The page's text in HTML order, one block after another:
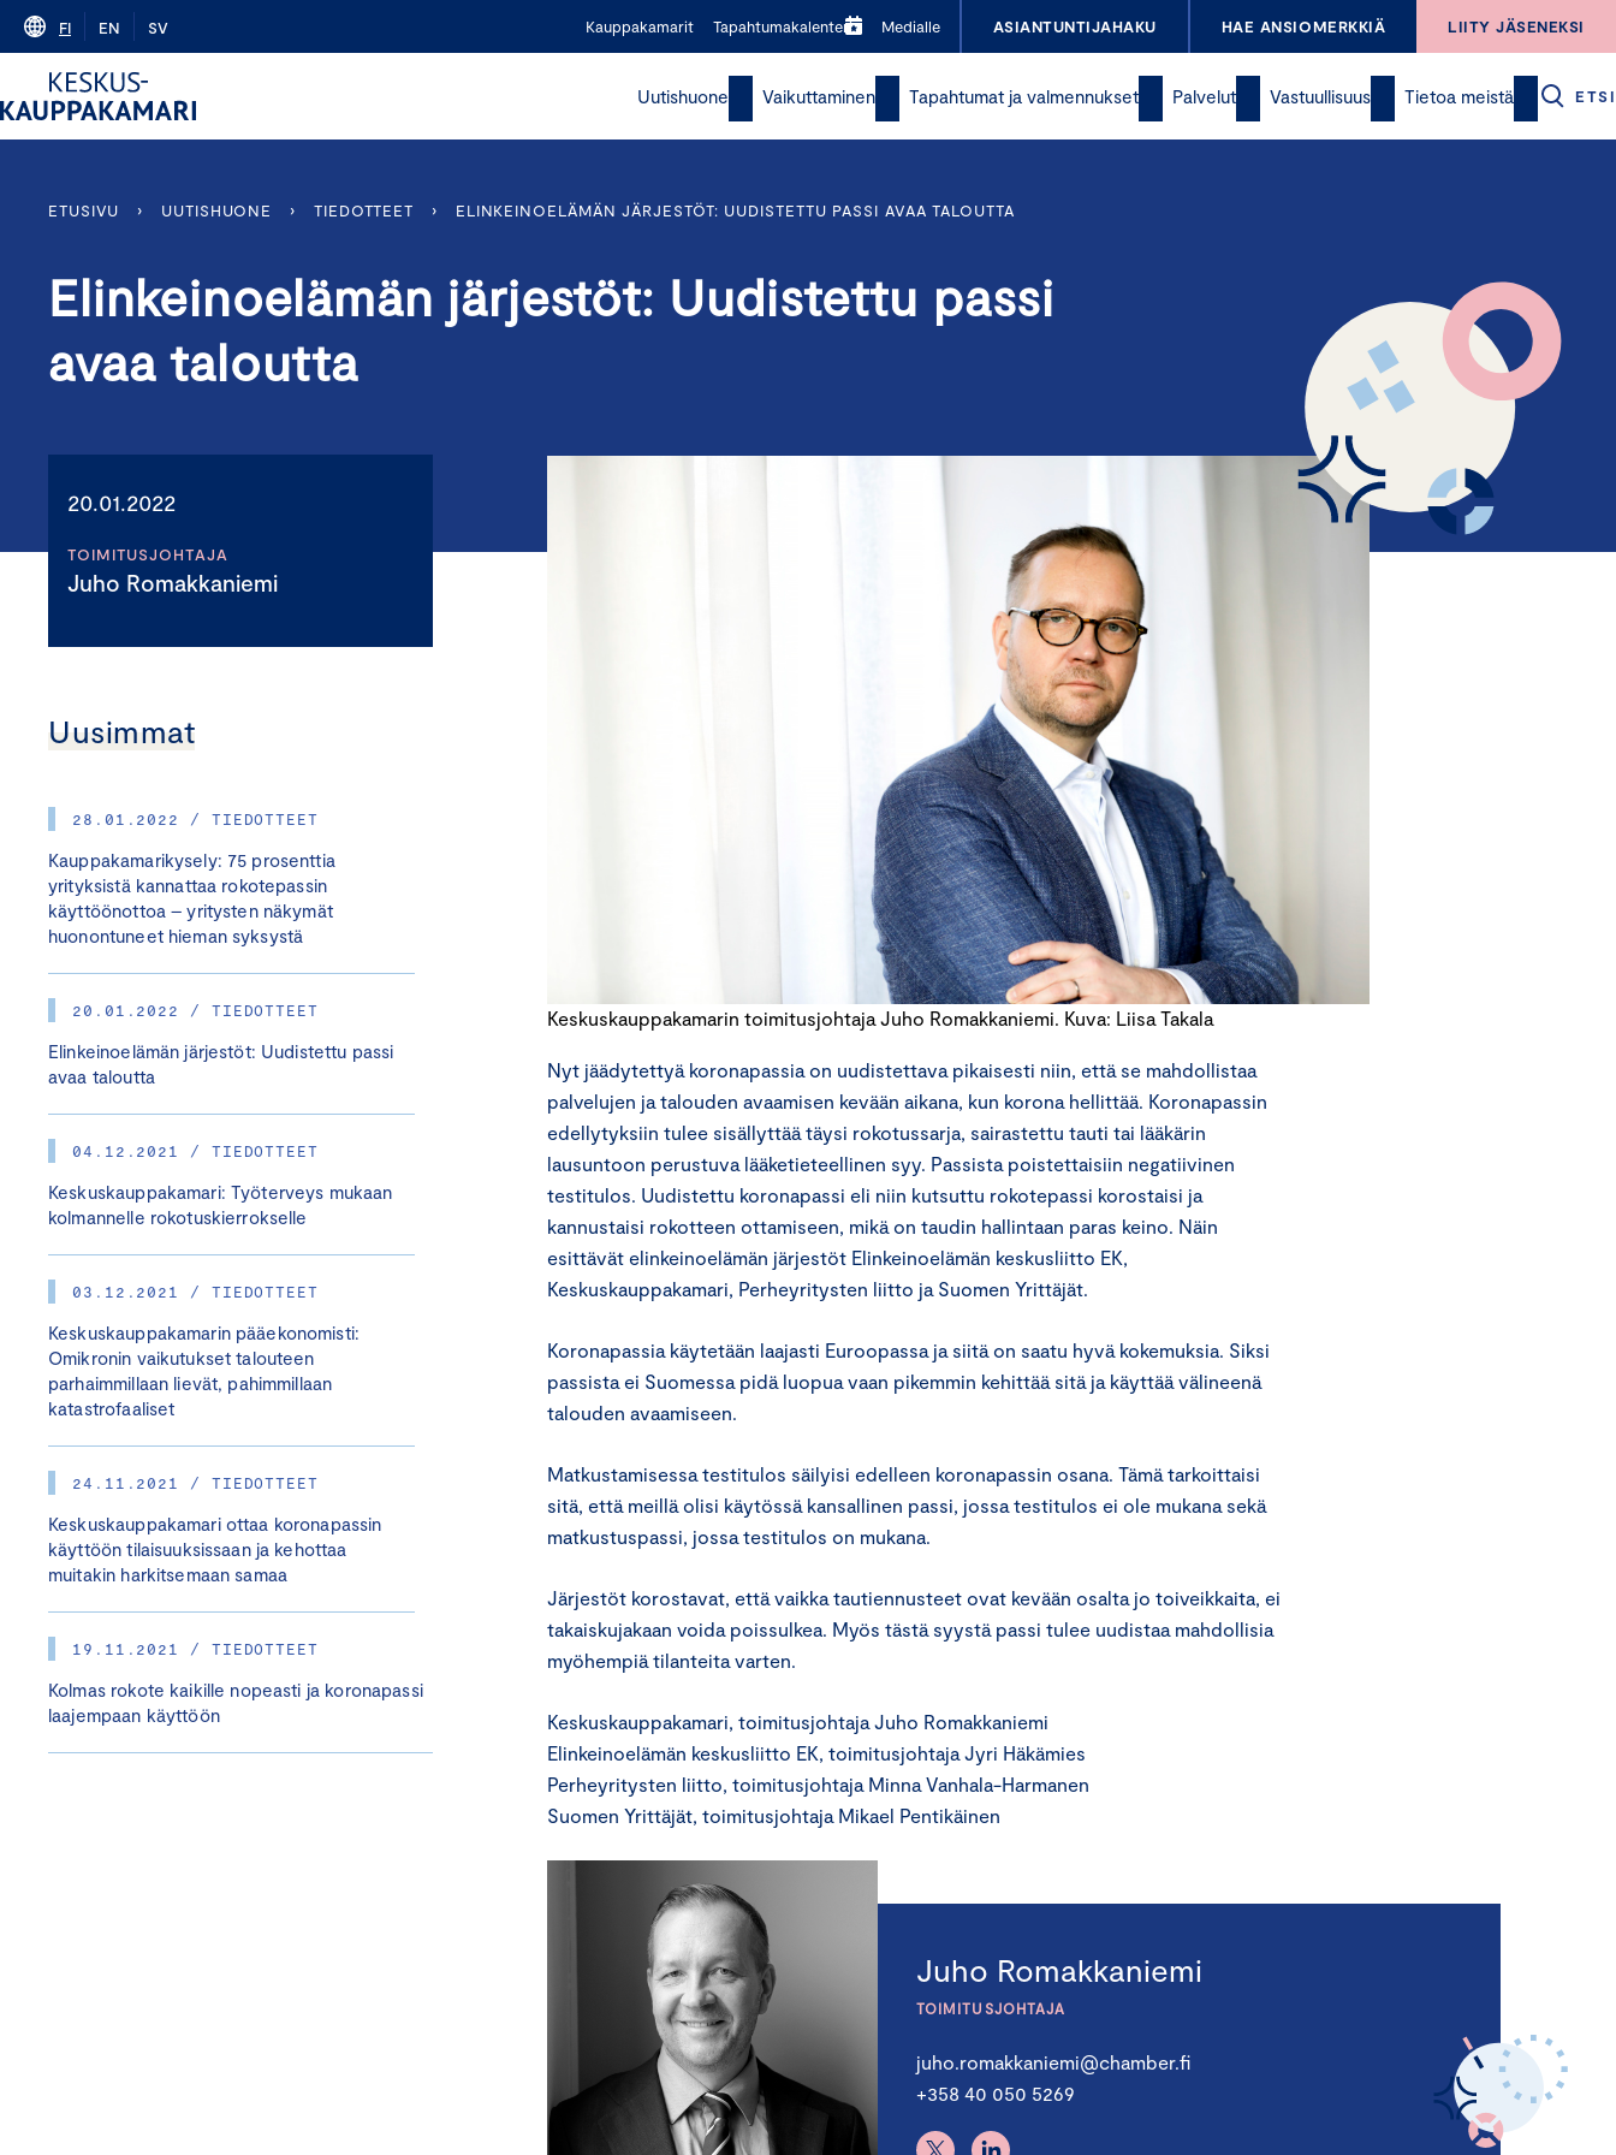
Skip
content
FI EN SV Kauppakamarit Tapahtumakalenteri Medialle ASIANTUNTIJAHAKU HAE ANSIOMERKKIÄ LIITY JÄSENEKSI
Uutishuone Vaikuttaminen Tapahtumat ja valmennukset Palvelut Vastuullisuus Tietoa meistä ETSI
ETUSIVU › UUTISHUONE › TIEDOTTEET › ELINKEINOELÄMÄN JÄRJESTÖT: UUDISTETTU PASSI AVAA TALOUTTA
Elinkeinoelämän järjestöt: Uudistettu passi
avaa taloutta
20.01.2022
TOIMITUSJOHTAJA
Juho Romakkaniemi
Uusimmat
28.01.2022 / TIEDOTTEET
Kauppakamarikysely: 75 prosenttia
yrityksistä kannattaa rokotepassin
käyttöönottoa – yritysten näkymät
huonontuneet hieman syksystä
20.01.2022 / TIEDOTTEET
Elinkeinoelämän järjestöt: Uudistettu passi
avaa taloutta
04.12.2021 / TIEDOTTEET
Keskuskauppakamari: Työterveys mukaan
kolmannelle rokotuskierrokselle
03.12.2021 / TIEDOTTEET
Keskuskauppakamarin pääekonomisti:
Omikronin vaikutukset talouteen
parhaimmillaan lievät, pahimmillaan
katastrofaaliset
24.11.2021 / TIEDOTTEET
Keskuskauppakamari ottaa koronapassin
käyttöön tilaisuuksissaan ja kehottaa
muitakin harkitsemaan samaa
19.11.2021 / TIEDOTTEET
Kolmas rokote kaikille nopeasti ja koronapassi
laajempaan käyttöön
Keskuskauppakamarin toimitusjohtaja Juho Romakkaniemi. Kuva: Liisa Takala
Nyt jäädytettyä koronapassia on uudistettava pikaisesti niin, että se mahdollistaa
palvelujen ja talouden avaamisen kevään aikana, kun korona hellittää. Koronapassin
edellytyksiin tulee sisällyttää täysi rokotussarja, sairastettu tauti tai lääkärin
lausuntoon perustuva lääketieteellinen syy. Passista poistettaisiin negatiivinen
testitulos. Uudistettu koronapassi eli niin kutsuttu rokotepassi korostaisi ja
kannustaisi rokotteen ottamiseen, mikä on taudin hallintaan paras keino. Näin
esittävät elinkeinoelämän järjestöt Elinkeinoelämän keskusliitto EK,
Keskuskauppakamari, Perheyritysten liitto ja Suomen Yrittäjät.
Koronapassia käytetään laajasti Euroopassa ja siitä on saatu hyvä kokemuksia. Siksi
passista ei Suomessa pidä luopua vaan pikemmin kehittää sitä ja käyttää välineenä
talouden avaamiseen.
Matkustamisessa testitulos säilyisi edelleen koronapassin osana. Tämä tarkoittaisi
sitä, että meillä olisi käytössä kansallinen passi, jossa testitulos ei ole mukana sekä
matkustuspassi, jossa testitulos on mukana.
Järjestöt korostavat, että vaikka tautiennusteet ovat kevään osalta jo toiveikkaita, ei
takaiskujakaan voida poissulkea. Myös tästä syystä passi tulee uudistaa mahdollisia
myöhempiä tilanteita varten.
Keskuskauppakamari, toimitusjohtaja Juho Romakkaniemi
Elinkeinoelämän keskusliitto EK, toimitusjohtaja Jyri Häkämies
Perheyritysten liitto, toimitusjohtaja Minna Vanhala-Harmanen
Suomen Yrittäjät, toimitusjohtaja Mikael Pentikäinen
Juho Romakkaniemi
TOIMITUSJOHTAJA
juho.romakkaniemi@chamber.fi
+358 40 050 5269